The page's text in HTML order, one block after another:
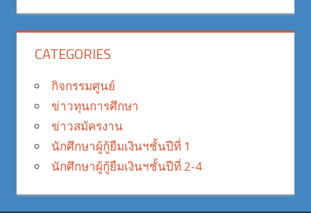
CATEGORIES
กิจกรรมศูนย์
ข่าวทุนการศึกษา
ข่าวสมัครงาน
นักศึกษาผู้กู้ยืมเงินฯชั้นปีที่ 1
นักศึกษาผู้กู้ยืมเงินฯชั้นปีที่ 2-4